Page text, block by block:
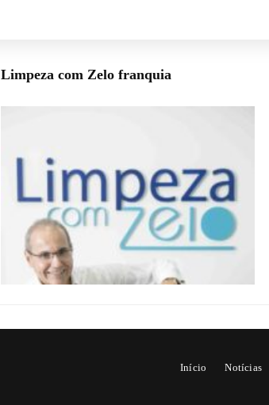
Limpeza com Zelo franquia
Início Notícias